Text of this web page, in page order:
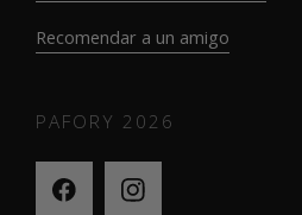
Recomendar a un amigo
PAFORY 2026